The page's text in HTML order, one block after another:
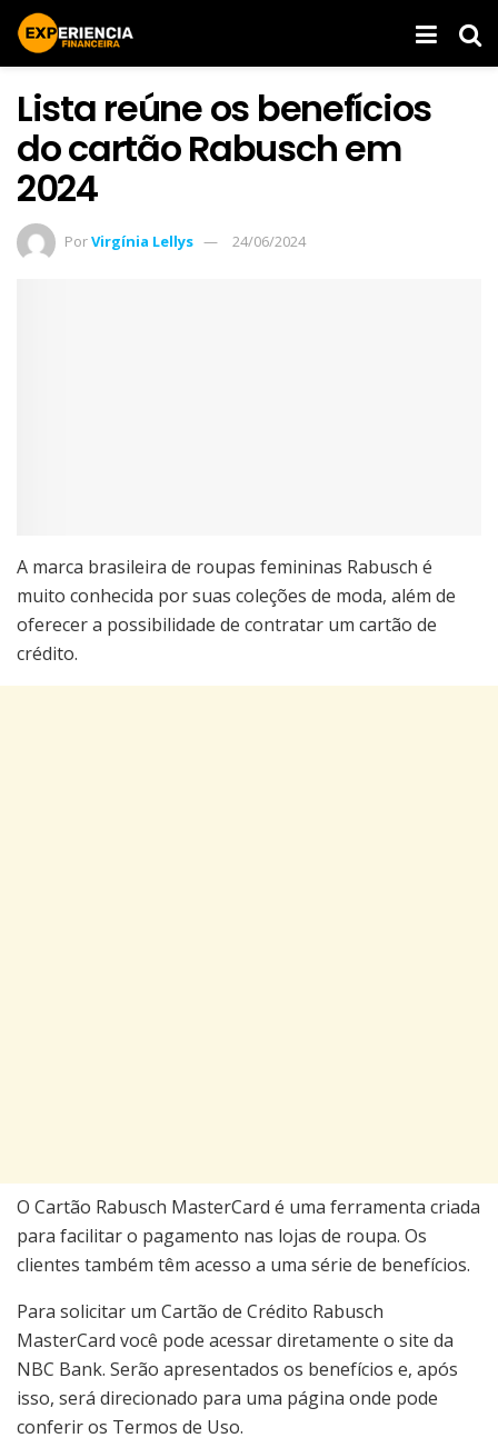
Lista reúne os benefícios
do cartão Rabusch em
2024
PorVirgínia Lellys 24/06/2024
A marca brasileira de roupas femininas Rabusch é
muito conhecida por suas coleções de moda, além de
oferecer a possibilidade de contratar um cartão de
crédito.
O Cartão Rabusch MasterCard é uma ferramenta criada
para facilitar o pagamento nas lojas de roupa. Os
clientes também têm acesso a uma série de benefícios.
Para solicitar um Cartão de Crédito Rabusch
MasterCard você pode acessar diretamente o site da
NBC Bank. Serão apresentados os benefícios e, após
isso, será direcionado para uma página onde pode
conferir os Termos de Uso.